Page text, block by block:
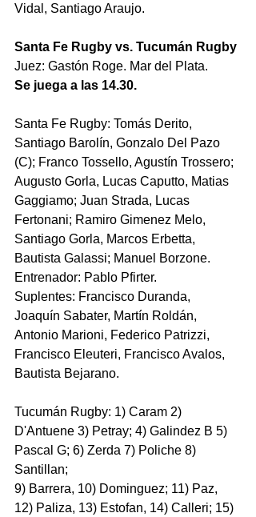
Vidal, Santiago Araujo.
Santa Fe Rugby vs. Tucumán Rugby
Juez: Gastón Roge. Mar del Plata.
Se juega a las 14.30.
Santa Fe Rugby: Tomás Derito,
Santiago Barolín, Gonzalo Del Pazo
(C); Franco Tossello, Agustín Trossero;
Augusto Gorla, Lucas Caputto, Matias
Gaggiamo; Juan Strada, Lucas
Fertonani; Ramiro Gimenez Melo,
Santiago Gorla, Marcos Erbetta,
Bautista Galassi; Manuel Borzone.
Entrenador: Pablo Pfirter.
Suplentes: Francisco Duranda,
Joaquín Sabater, Martín Roldán,
Antonio Marioni, Federico Patrizzi,
Francisco Eleuteri, Francisco Avalos,
Bautista Bejarano.
Tucumán Rugby: 1) Caram 2)
D'Antuene 3) Petray; 4) Galindez B 5)
Pascal G; 6) Zerda 7) Poliche 8)
Santillan;
9) Barrera, 10) Dominguez; 11) Paz,
12) Paliza, 13) Estofan, 14) Calleri; 15)